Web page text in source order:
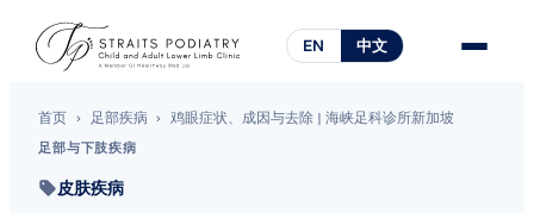
EN 中文
首页 › 足部疾病 › 鸡眼症状、成因与去除 | 海峡足科诊所新加坡
足部与下肢疾病
皮肤疾病